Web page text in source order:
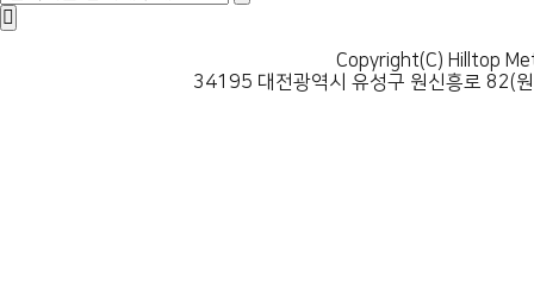
Copyright(C) Hilltop
34195 대전광역시 유성구 원신흥로